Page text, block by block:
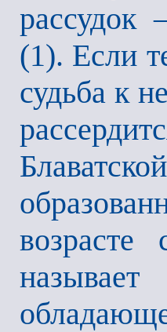
рассудок
(1). Если
судьба к
возрасте